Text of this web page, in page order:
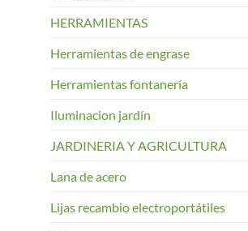
HERRAMIENTAS
Herramientas de engrase
Herramientas fontanería
Iluminacion jardín
JARDINERIA Y AGRICULTURA
Lana de acero
Lijas recambio electroportátiles